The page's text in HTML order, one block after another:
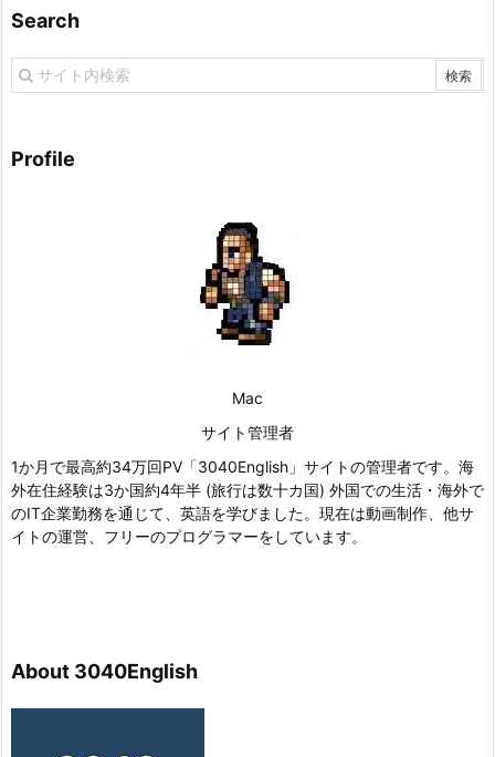
Search
Profile
Mac
サイト管理者
1か月で最高約34万回PV「3040English」サイトの管理者です。海
外在住経験は3か国約4年半 (旅行は数十カ国) 外国での生活・海外で
のIT企業勤務を通じて、英語を学びました。現在は動画制作、他サ
イトの運営、フリーのプログラマーをしています。
About 3040English